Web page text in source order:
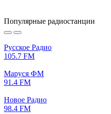
Популярные радиостанции
Русское Радио
105.7 FM
Маруся ФМ
91.4 FM
Новое Радио
98.4 FM